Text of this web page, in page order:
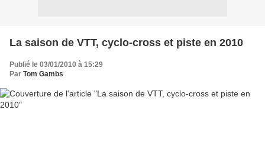
La saison de VTT, cyclo-cross et piste en 2010
Publié le 03/01/2010 à 15:29
Par Tom Gambs